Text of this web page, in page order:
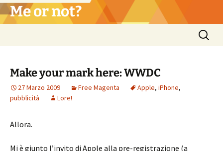
Vai
al Me or not?
Ricerca
per:
Make your mark here: WWDC
27 Marzo 2009 Free Magenta Apple, iPhone,
pubblicità
Lore!
Allora.
Mi è giunto l’invito di Apple alla pre-registrazione (a